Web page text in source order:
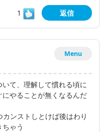
1
返信
Menu
て、理解して慣れる頃に
やることが無くなるんだ
ンストしとけば後はわり
ゃう